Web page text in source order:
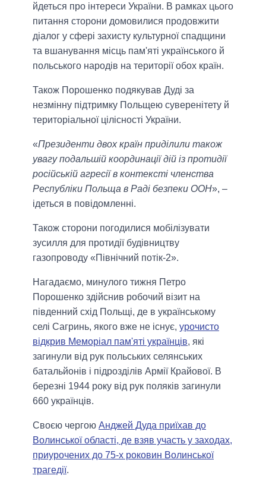
йдеться про інтереси України. В рамках цього
питання сторони домовилися продовжити
діалог у сфері захисту культурної спадщини
та вшанування місць пам'яті українського й
польського народів на території обох країн.
Також Порошенко подякував Дуді за
незмінну підтримку Польщею суверенітету й
територіальної цілісності України.
«Президенти двох країн приділили також
увагу подальшій координації дій із протидії
російській агресії в контексті членства
Республіки Польща в Раді безпеки ООН», –
ідеться в повідомленні.
Також сторони погодилися мобілізувати
зусилля для протидії будівництву
газопроводу «Північний потік-2».
Нагадаємо, минулого тижня Петро
Порошенко здійснив робочий візит на
південний схід Польщі, де в українському
селі Сагринь, якого вже не існує, урочисто
відкрив Меморіал пам'яті українців, які
загинули від рук польських селянських
батальйонів і підрозділів Армії Крайової. В
березні 1944 року від рук поляків загинули
660 українців.
Своєю чергою Анджей Дуда приїхав до
Волинської області, де взяв участь у заходах,
приурочених до 75-х роковин Волинської
трагедії.